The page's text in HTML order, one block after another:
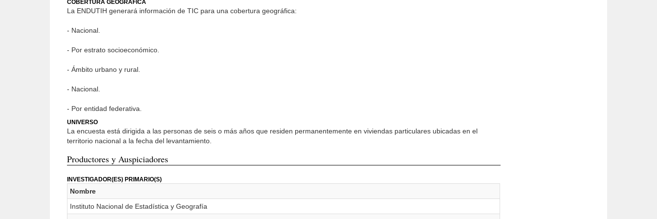
COBERTURA GEOGRÁFICA
La ENDUTIH generará información de TIC para una cobertura geográfica:
- Nacional.
- Por estrato socioeconómico.
- Ámbito urbano y rural.
- Nacional.
- Por entidad federativa.
UNIVERSO
La encuesta está dirigida a las personas de seis o más años que residen permanentemente en viviendas particulares ubicadas en el
territorio nacional a la fecha del levantamiento.
Productores y Auspiciadores
INVESTIGADOR(ES) PRIMARIO(S)
Nombre
Instituto Nacional de Estadística y Geografía